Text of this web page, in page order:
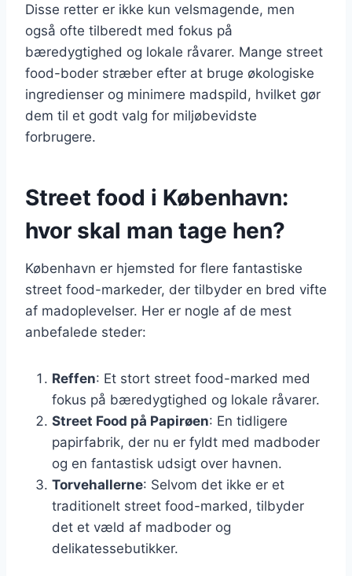
Disse retter er ikke kun velsmagende, men
også ofte tilberedt med fokus på
bæredygtighed og lokale råvarer. Mange street
food-boder stræber efter at bruge økologiske
ingredienser og minimere madspild, hvilket gør
dem til et godt valg for miljøbevidste
forbrugere.
Street food i København:
hvor skal man tage hen?
København er hjemsted for flere fantastiske
street food-markeder, der tilbyder en bred vifte
af madoplevelser. Her er nogle af de mest
anbefalede steder:
Reffen: Et stort street food-marked med
fokus på bæredygtighed og lokale råvarer.
Street Food på Papirøen: En tidligere
papirfabrik, der nu er fyldt med madboder
og en fantastisk udsigt over havnen.
Torvehallerne: Selvom det ikke er et
traditionelt street food-marked, tilbyder
det et væld af madboder og
delikatessebutikker.